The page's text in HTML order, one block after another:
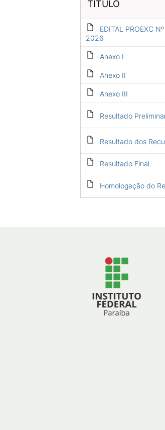
TÍTULO
EDITAL PROEXC
2026
Anexo I
Anexo II
Anexo III
Resultado
Resultado dos
Resultado Final
Homologação do